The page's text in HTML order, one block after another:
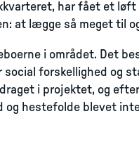
har fået et
at lægge så meget til
i området. Det
forskellighed og
i projektet, og
hestefolde blevet